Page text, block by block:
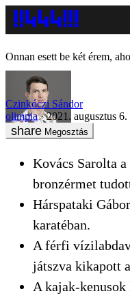
Onnan esett be két érem,
Czinkóczi Sándor
olimpia
2021. augusztus
Megosztás
Kovács Sarolta
bronzérmet
Hárspataki
karatéban.
A férfi
játszva kikapott
A kajak-